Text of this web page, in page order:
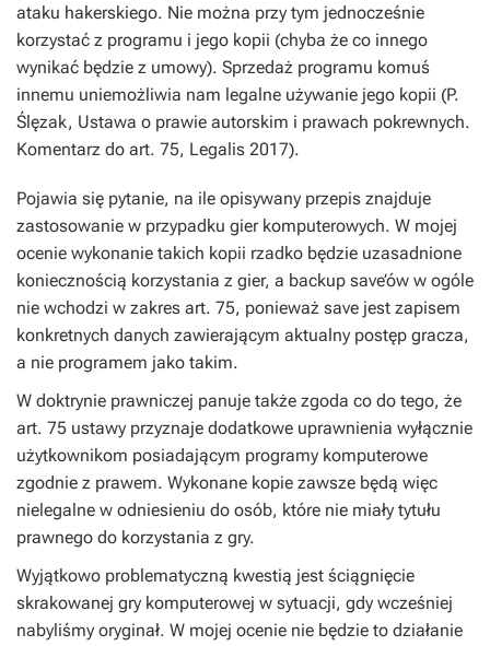
ataku hakerskiego. Nie można przy tym jednocześnie
korzystać z programu i jego kopii (chyba że co innego
wynikać będzie z umowy). Sprzedaż programu komuś
innemu uniemożliwia nam legalne używanie jego kopii (P.
Ślęzak, Ustawa o prawie autorskim i prawach pokrewnych.
Komentarz do art. 75, Legalis 2017).
Pojawia się pytanie, na ile opisywany przepis znajduje
zastosowanie w przypadku gier komputerowych. W mojej
ocenie wykonanie takich kopii rzadko będzie uzasadnione
koniecznością korzystania z gier, a backup save’ów w ogóle
nie wchodzi w zakres art. 75, ponieważ save jest zapisem
konkretnych danych zawierającym aktualny postęp gracza,
a nie programem jako takim.
W doktrynie prawniczej panuje także zgoda co do tego, że
art. 75 ustawy przyznaje dodatkowe uprawnienia wyłącznie
użytkownikom posiadającym programy komputerowe
zgodnie z prawem. Wykonane kopie zawsze będą więc
nielegalne w odniesieniu do osób, które nie miały tytułu
prawnego do korzystania z gry.
Wyjątkowo problematyczną kwestią jest ściągnięcie
skrakowanej gry komputerowej w sytuacji, gdy wcześniej
nabyliśmy oryginał. W mojej ocenie nie będzie to działanie